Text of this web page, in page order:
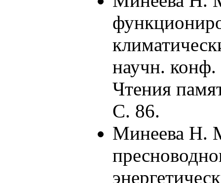
научн.
Чтения
С. 86.
Минеева Н.